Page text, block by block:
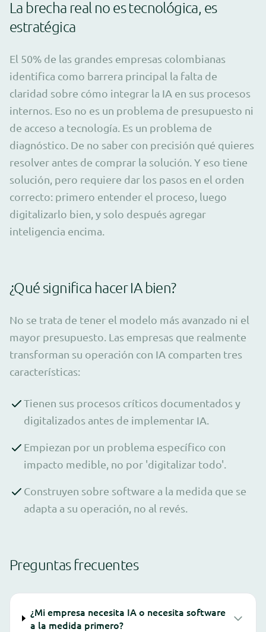
La brecha real no es tecnológica, es
estratégica
El 50% de las grandes empresas colombianas
identifica como barrera principal la falta de
claridad sobre cómo integrar la IA en sus procesos
internos. Eso no es un problema de presupuesto ni
de acceso a tecnología. Es un problema de
diagnóstico. De no saber con precisión qué quieres
resolver antes de comprar la solución. Y eso tiene
solución, pero requiere dar los pasos en el orden
correcto: primero entender el proceso, luego
digitalizarlo bien, y solo después agregar
inteligencia encima.
¿Qué significa hacer IA bien?
No se trata de tener el modelo más avanzado ni el
mayor presupuesto. Las empresas que realmente
transforman su operación con IA comparten tres
características:
Tienen sus procesos críticos documentados y
digitalizados antes de implementar IA.
Empiezan por un problema específico con
impacto medible, no por 'digitalizar todo'.
Construyen sobre software a la medida que se
adapta a su operación, no al revés.
Preguntas frecuentes
¿Mi empresa necesita IA o necesita software
a la medida primero?